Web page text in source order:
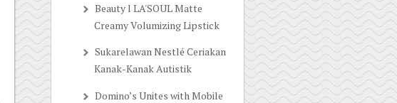
Beauty l LA'SOUL Matte
Creamy Volumizing Lipstick
Sukarelawan Nestlé Ceriakan
Kanak-Kanak Autistik
Domino’s Unites with Mobile